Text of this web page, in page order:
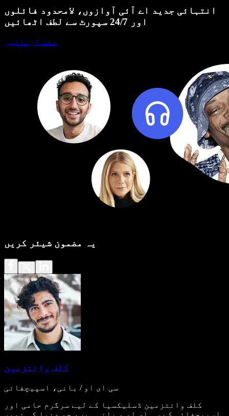
انتہائی جدید اے آئی آوازوں، لامحدود فائلوں
اور 24/7 سپورٹ سے لطف اٹھائیں
مفت آزمائیں
یہ مضمون شیئر کریں
کلف وائتزمین
سی ای او / بانی، اسپیچفائی
کلف وائتزمین ڈسلیکسیا کے لیے سرگرم حامی اور
اسپیچفائی کے سی ای او و بانی ہیں، جو دنیا کی نمبر